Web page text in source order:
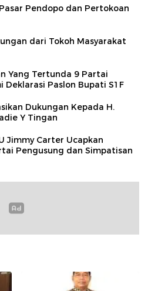
Pendopo dan Pertokoan
dari Tokoh Masyarakat
Yang Tertunda 9 Partai
Deklarasi Paslon Bupati S1F
Dukungan Kepada H.
Y Tingan
Jimmy Carter Ucapkan
Pengusung dan Simpatisan